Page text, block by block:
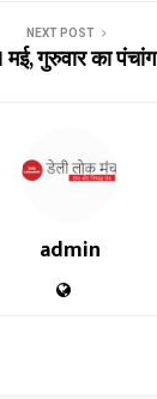
NEXT POST
मई, गुरुवार का पंचांग
admin